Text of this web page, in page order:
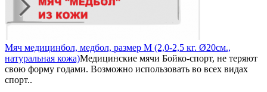
Мяч медицинбол, медбол, размер M (2,0-2,5 кг. Ø20см.,
натуральная кожа)Медицинские мячи Бойко-спорт, не теряют
свою форму годами. Возможно использовать во всех видах
спорт..